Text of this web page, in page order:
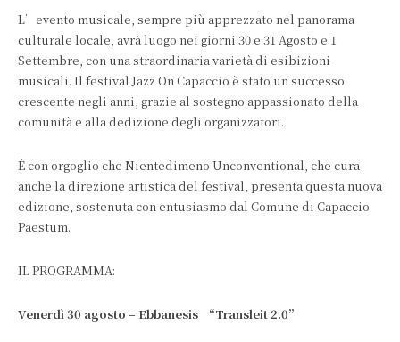
L’evento musicale, sempre più apprezzato nel panorama
culturale locale, avrà luogo nei giorni 30 e 31 Agosto e 1
Settembre, con una straordinaria varietà di esibizioni
musicali. Il festival Jazz On Capaccio è stato un successo
crescente negli anni, grazie al sostegno appassionato della
comunità e alla dedizione degli organizzatori.
È con orgoglio che Nientedimeno Unconventional, che cura
anche la direzione artistica del festival, presenta questa nuova
edizione, sostenuta con entusiasmo dal Comune di Capaccio
Paestum.
IL PROGRAMMA:
Venerdì 30 agosto – Ebbanesis “Transleit 2.0”